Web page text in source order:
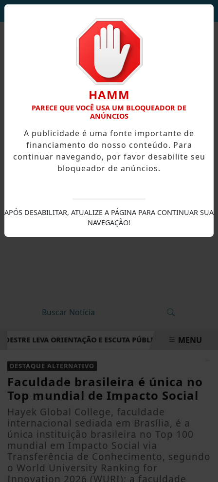
LEVA ORIENTAÇÃO E ESCUTA PÚBLICA A VILA NOVA DE
EM ALTA
MENU
DESTAQUE ALTERNATIVO
Faculdade brasileira é única no
Top mundial de Impacto Social
Hayek Global College, faculdade
internacional sediada em Brasília, é a
única instituição brasileira no Top 100
mundial em Impacto Social via
Transferência de Conhecimento, segundo
o World University Ranking for
Innovation 2026 (WURI); a faculdade
HAMM
PARECE QUE VOCÊ USA UM BLOQUEADOR DE
ANÚNCIOS
A publicidade é uma fonte importante de
financiamento do nosso conteúdo. Para
continuar navegando, por favor desabilite seu
bloqueador de anúncios.
APÓS DESABILITAR, ATUALIZE A PÁGINA PARA CONTINUAR SUA
NAVEGAÇÃO!